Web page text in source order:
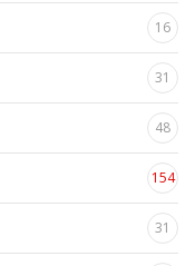
16
31
48
154
31